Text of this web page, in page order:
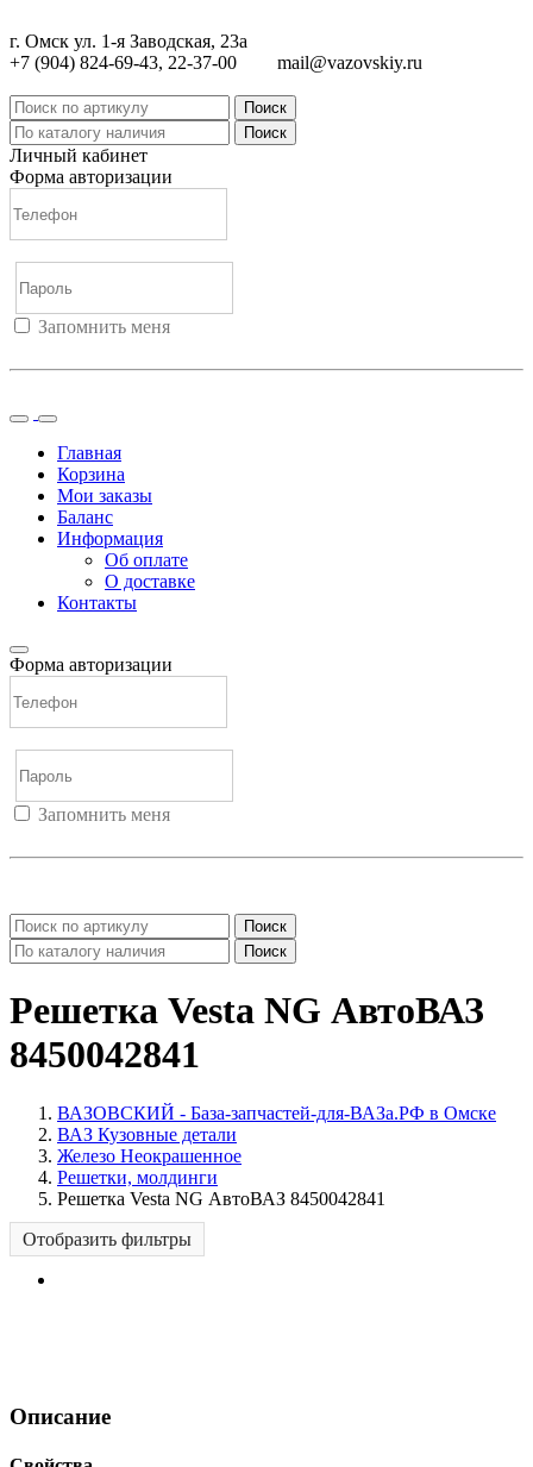
г. Омск ул. 1-я Заводская, 23а
+7 (904) 824-69-43, 22-37-00
mail@vazovskiy.ru
Поиск
Поиск
Личный кабинет
Форма авторизации
Запомнить меня
Главная
Корзина
Мои заказы
Баланс
Информация
Об оплате
О доставке
Контакты
Форма авторизации
Запомнить меня
Поиск
Поиск
Решетка Vesta NG АвтоВАЗ
8450042841
ВАЗОВСКИЙ - База-запчастей-для-ВАЗа.РФ в Омске
ВАЗ Кузовные детали
Железо Неокрашенное
Решетки, молдинги
Решетка Vesta NG АвтоВАЗ 8450042841
Отобразить фильтры
Описание